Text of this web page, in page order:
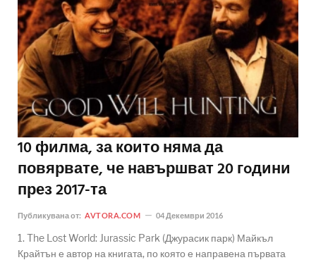
10 филма, за които няма да
повярвате, че навършват 20 гoдини
през 2017-та
Публикувана от: AVTORA.COM 04 Декември 2016
1. The Lost World: Jurassic Park (Джурасик парк) Майкъл
Крайтън е автор на книгата, по която е направена първата